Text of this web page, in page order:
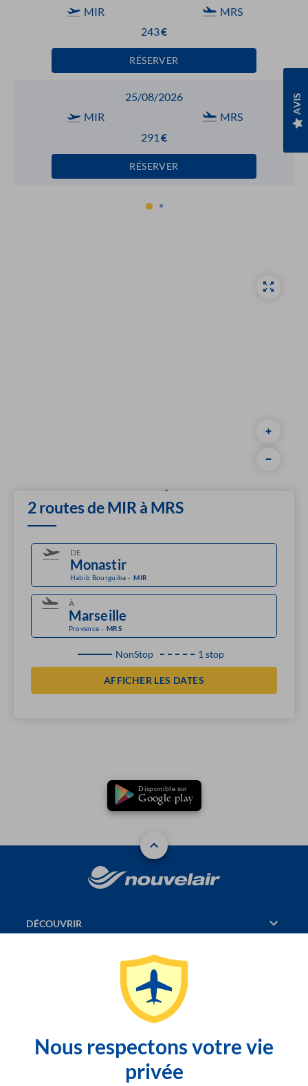
AVIS
MIR
MRS
243€
RÉSERVER
25/08/2026
MIR
MRS
291 €
RÉSERVER
1 2
2 routes de MIR à MRS
DE
Habib Bourguiba- MIR
À
Provence - MRS
NonStop 1 stop
AFFICHER LES DATES
Disponible sur
Google play
DÉCOUVRIR
PAGES CONSULTÉES
SITEMAP
Nous respectons votre vie
privée